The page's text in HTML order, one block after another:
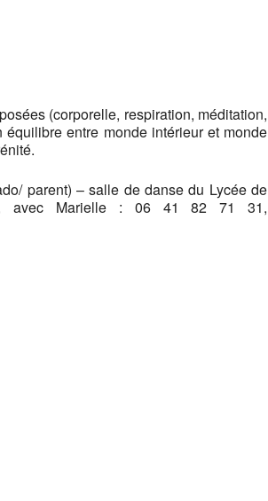
(corporelle, respiration, méditation,
équilibre entre monde intérieur et monde
parent) – salle de danse du Lycée de
avec Marielle : 06 41 82 71 31,